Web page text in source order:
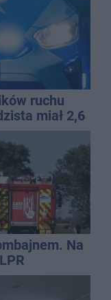
ruchu
miał 2,6
Na